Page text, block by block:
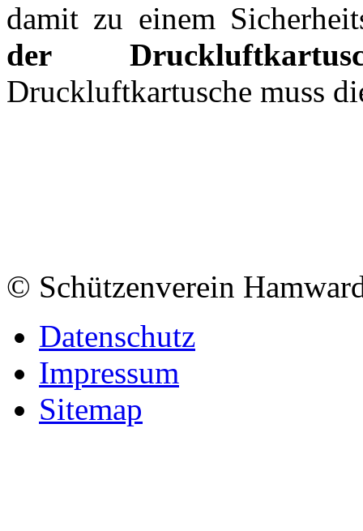
damit zu einem
der
Druckluftkartusche muss
© Schützenverein
Datenschutz
Impressum
Sitemap